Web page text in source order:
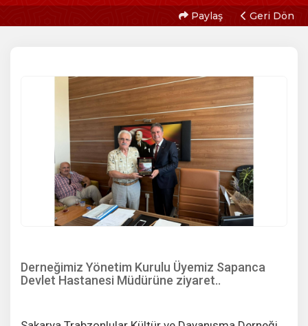
Paylaş Geri Dön
Derneğimiz Yönetim Kurulu Üyemiz Sapanca
Devlet Hastanesi Müdürüne ziyaret..